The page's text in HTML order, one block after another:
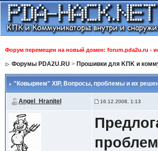
Форум перемещен на новый домен: forum.pda2u.ru -
Форумы PDA2U.RU > Прошивки для KПK и
"Ковыряем" XIP, Вопросы, проблемы и их
Angel_Hranitel 16.12.2008, 1:13